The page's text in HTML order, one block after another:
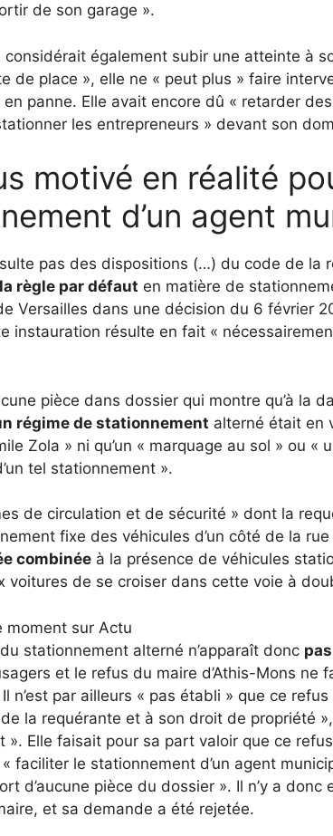
de son garage ».
considérait également subir une atteinte à
de place », elle ne « peut plus » faire
panne. Elle avait encore dû « retarder
les entrepreneurs » devant son
motivé en réalité
d’un agent
pas des dispositions (…) du code de la
la règle par défaut en matière de
Versailles dans une décision du 6 février
instauration résulte en fait «
pièce dans dossier qui montre qu’à la
régime de stationnement alterné était en
Zola » ni qu’un « marquage au sol » ou
tel stationnement ».
de circulation et de sécurité » dont la
fixe des véhicules d’un côté de la
combinée à la présence de véhicules
voitures de se croiser dans cette voie à
moment sur Actu
stationnement alterné n’apparaît donc
et le refus du maire d’Athis-Mons ne
n’est par ailleurs « pas établi » que ce
la requérante et à son droit de propriété
». Elle faisait pour sa part valoir que ce
faciliter le stationnement d’un agent
d’aucune pièce du dossier ». Il n’y a
et sa demande a été rejetée.